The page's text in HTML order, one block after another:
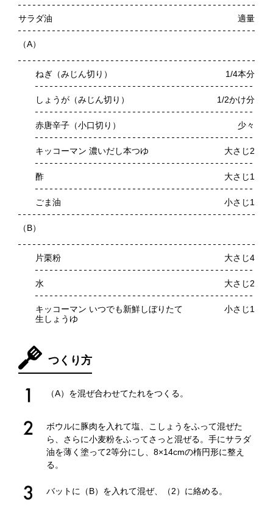
サラダ油 適量
（A）
ねぎ（みじん切り） 1/4本分
しょうが（みじん切り） 1/2かけ分
赤唐辛子（小口切り） 少々
キッコーマン 濃いだし本つゆ 大さじ2
酢 大さじ1
ごま油 小さじ1
（B）
片栗粉 大さじ4
水 大さじ2
キッコーマン いつでも新鮮しぼりたて
生しょうゆ
小さじ1
つくり方
（A）を混ぜ合わせてたれをつくる。
ボウルに豚肉を入れて塩、こしょうをふって混ぜた
ら、さらに小麦粉をふってさっと混ぜる。手にサラダ
油を薄く塗って2等分にし、8×14cmの楕円形に整え
る。
バットに（B）を入れて混ぜ、（2）に絡める。